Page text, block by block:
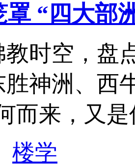
罩 “四大部
教时空，盘
胜神洲、西
而来，又
楼学